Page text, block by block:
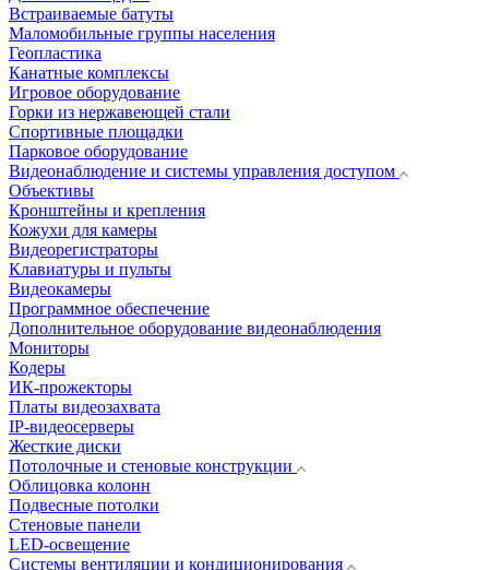
Встраиваемые батуты
Маломобильные группы населения
Геопластика
Канатные комплексы
Игровое оборудование
Горки из нержавеющей стали
Спортивные площадки
Парковое оборудование
Видеонаблюдение и системы управления доступом
Объективы
Кронштейны и крепления
Кожухи для камеры
Видеорегистраторы
Клавиатуры и пульты
Видеокамеры
Программное обеспечение
Дополнительное оборудование видеонаблюдения
Мониторы
Кодеры
ИК-прожекторы
Платы видеозахвата
IP-видеосерверы
Жесткие диски
Потолочные и стеновые конструкции
Облицовка колонн
Подвесные потолки
Стеновые панели
LED-освещение
Системы вентиляции и кондиционирования